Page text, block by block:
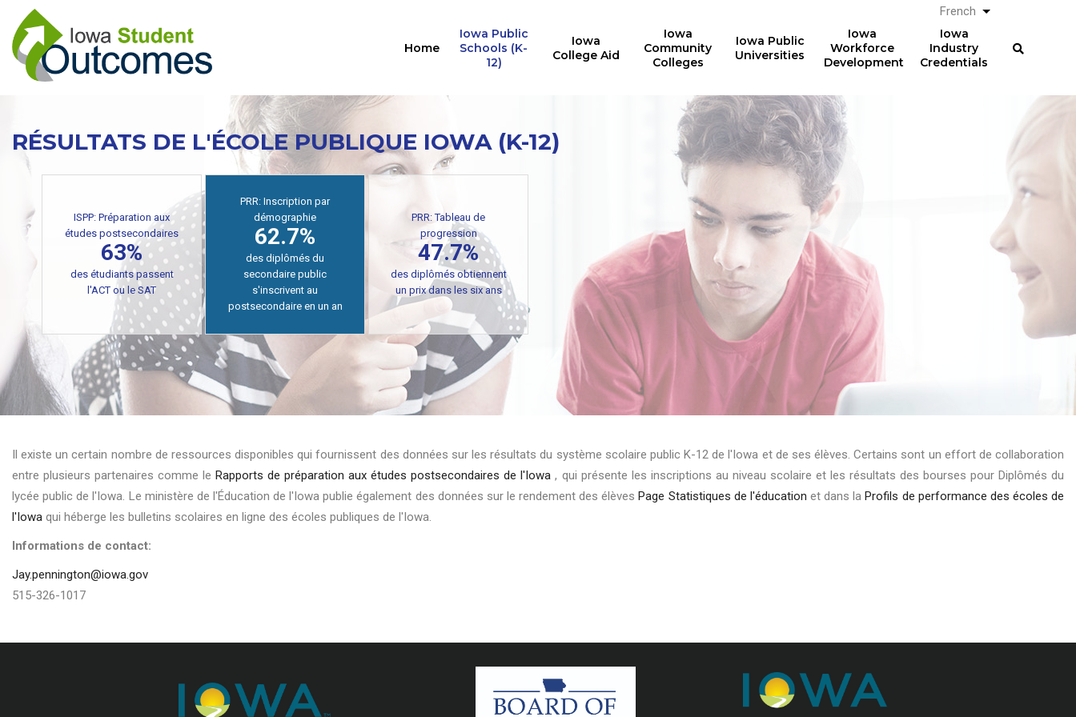
contenu
principal
Home
Iowa Public
Schools (K-
12)
Iowa
College Aid
Iowa
Community
Colleges
Iowa Public
Universities
Iowa
Workforce
Development
Iowa
Industry
Credentials
French Lister les
RÉSULTATS DE L'ÉCOLE PUBLIQUE IOWA (K-12)
ISPP: Préparation aux
études postsecondaires
63%
des étudiants passent
l'ACT ou le SAT
PRR: Inscription par
démographie
62.7%
des diplômés du
secondaire public
s'inscrivent au
postsecondaire en un an
PRR: Tableau de
progression
47.7%
des diplômés obtiennent
un prix dans les six ans
Il existe un certain nombre de ressources disponibles qui fournissent des données sur les résultats du système scolaire public K-12 de l'Iowa et de ses élèves. Certains sont un effort de collaboration
entre plusieurs partenaires comme leRapports de préparation aux études postsecondaires de l'Iowa, qui présente les inscriptions au niveau scolaire et les résultats des bourses pour Diplômés du
lycée public de l'Iowa. Le ministère de l'Éducation de l'Iowa publie également des données sur le rendement des élèvesPage Statistiques de l'éducation et dans laProfils de performance des écoles de
l'Iowa qui héberge les bulletins scolaires en ligne des écoles publiques de l'Iowa.
Informations de contact:
Jay.pennington@iowa.gov
515-326-1017